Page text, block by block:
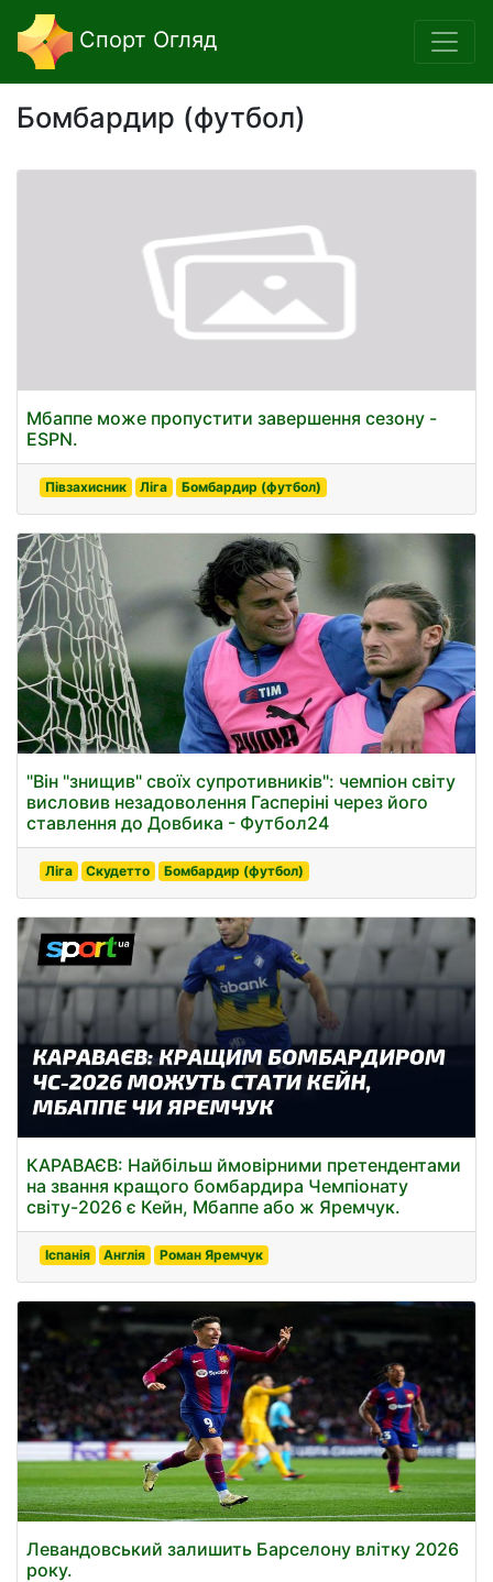
Спорт Огляд
Бомбардир (футбол)
Мбаппе може пропустити завершення сезону -
ESPN.
Півзахисник Ліга Бомбардир (футбол)
"Він "знищив" своїх супротивників": чемпіон світу
висловив незадоволення Гасперіні через його
ставлення до Довбика - Футбол24
Ліга Скудетто Бомбардир (футбол)
КАРАВАЄВ: Найбільш ймовірними претендентами
на звання кращого бомбардира Чемпіонату
світу-2026 є Кейн, Мбаппе або ж Яремчук.
Іспанія Англія Роман Яремчук
Левандовський залишить Барселону влітку 2026
року.